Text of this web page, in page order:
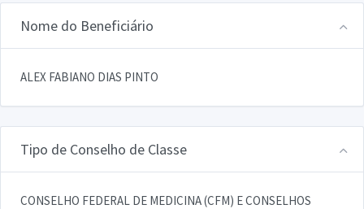
Nome do Beneficiário
ALEX FABIANO DIAS PINTO
Tipo de Conselho de Classe
CONSELHO FEDERAL DE MEDICINA (CFM) E CONSELHOS